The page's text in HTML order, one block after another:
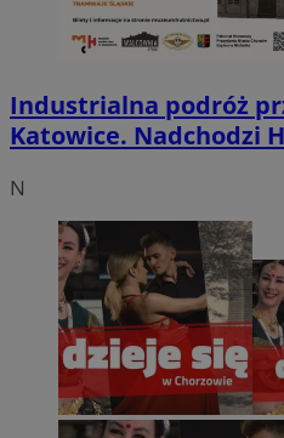
Industrialna podróż
Katowice. Nadchodzi
N